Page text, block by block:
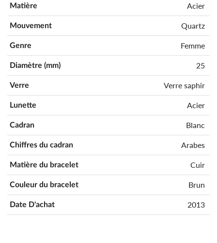
Matière Acier
Mouvement Quartz
Genre Femme
Diamètre (mm) 25
Verre Verre saphir
Lunette Acier
Cadran Blanc
Chiffres du cadran Arabes
Matière du bracelet Cuir
Couleur du bracelet Brun
Date D'achat 2013